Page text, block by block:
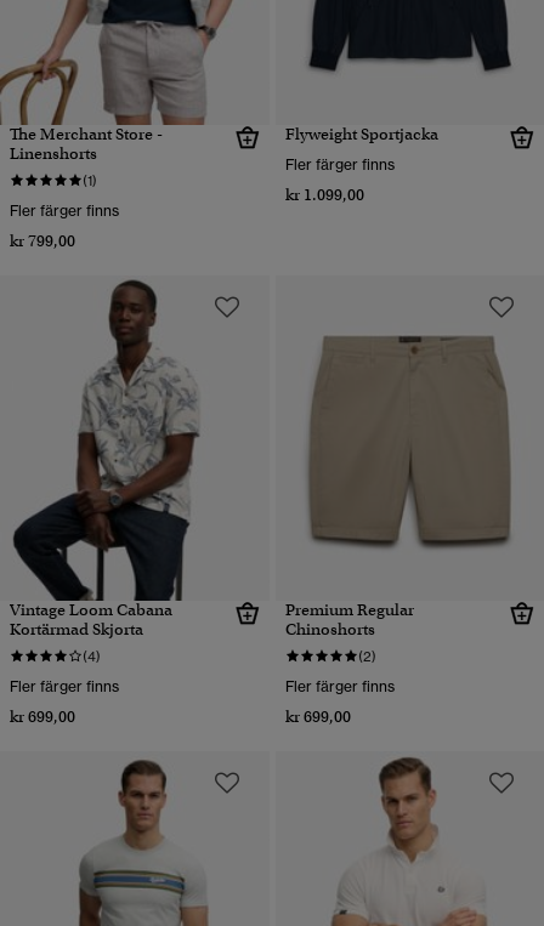
The Merchant Store -
Linenshorts
(1)
Fler färger finns
kr 799,00
Flyweight Sportjacka
Fler färger finns
kr 1.099,00
Vintage Loom Cabana
Kortärmad Skjorta
(4)
Fler färger finns
kr 699,00
Premium Regular
Chinoshorts
(2)
Fler färger finns
kr 699,00